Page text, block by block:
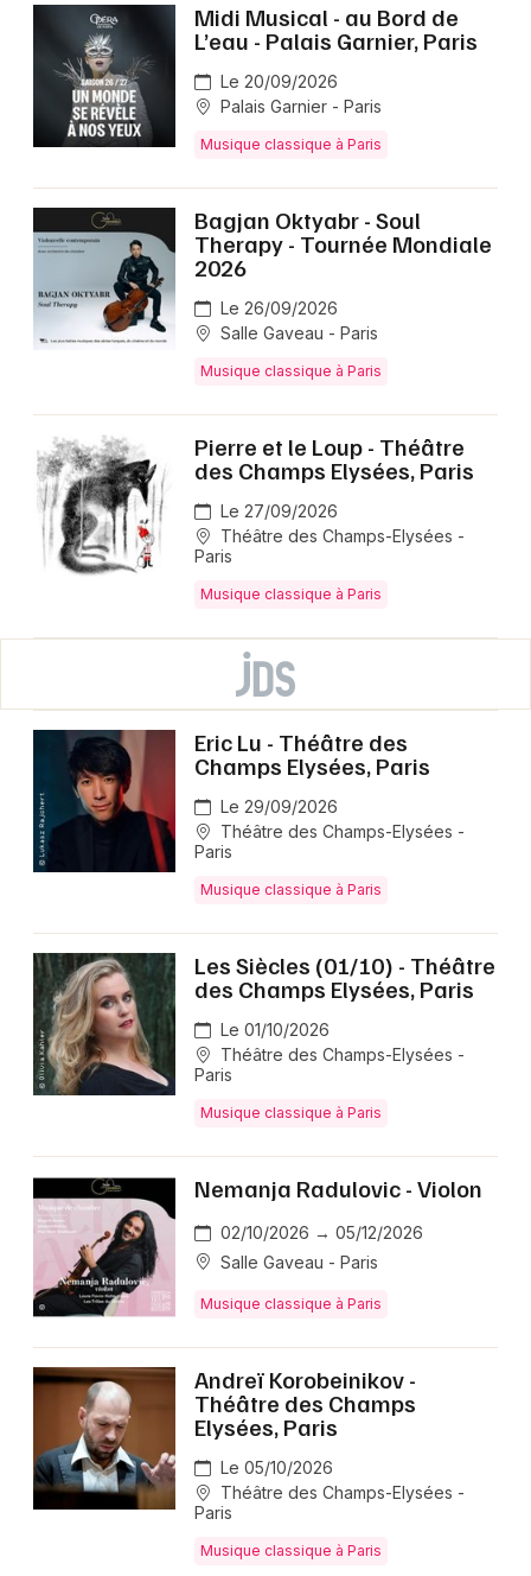
Midi Musical - au Bord de
L’eau - Palais Garnier, Paris
Le 20/09/2026
Palais Garnier - Paris
Musique classique à Paris
Bagjan Oktyabr - Soul
Therapy - Tournée Mondiale
2026
Le 26/09/2026
Salle Gaveau - Paris
Musique classique à Paris
Pierre et le Loup - Théâtre
des Champs Elysées, Paris
Le 27/09/2026
Théâtre des Champs-Elysées -
Paris
Musique classique à Paris
Eric Lu - Théâtre des
Champs Elysées, Paris
Le 29/09/2026
Théâtre des Champs-Elysées -
Paris
Musique classique à Paris
Les Siècles (01/10) - Théâtre
des Champs Elysées, Paris
Le 01/10/2026
Théâtre des Champs-Elysées -
Paris
Musique classique à Paris
Nemanja Radulovic - Violon
02/10/2026 → 05/12/2026
Salle Gaveau - Paris
Musique classique à Paris
Andreï Korobeinikov -
Théâtre des Champs
Elysées, Paris
Le 05/10/2026
Théâtre des Champs-Elysées -
Paris
Musique classique à Paris